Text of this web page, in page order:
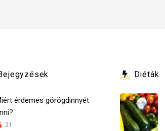
érdemes görögdinnyét
21
Diéták